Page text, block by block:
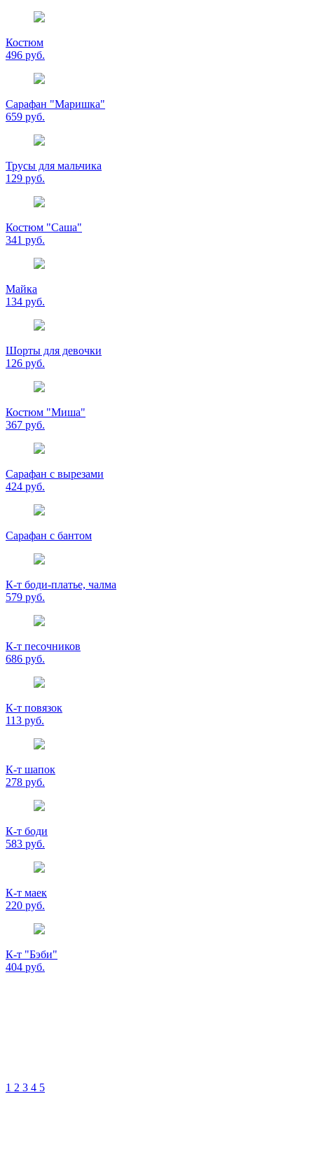
Костюм
496 руб.
Сарафан "Маришка"
659 руб.
Трусы для мальчика
129 руб.
Костюм "Саша"
341 руб.
Майка
134 руб.
Шорты для девочки
126 руб.
Костюм "Миша"
367 руб.
Сарафан с вырезами
424 руб.
Сарафан с бантом
К-т боди-платье, чалма
579 руб.
К-т песочников
686 руб.
К-т повязок
113 руб.
К-т шапок
278 руб.
К-т боди
583 руб.
К-т маек
220 руб.
К-т "Бэби"
404 руб.
1 2 3 4 5